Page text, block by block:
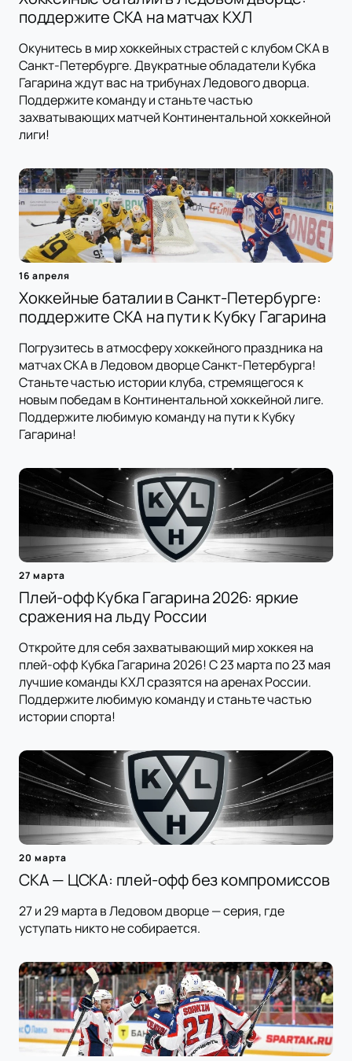
поддержите СКА на матчах КХЛ
Окунитесь в мир хоккейных страстей с клубом СКА в
Санкт-Петербурге. Двукратные обладатели Кубка
Гагарина ждут вас на трибунах Ледового дворца.
Поддержите команду и станьте частью
захватывающих матчей Континентальной хоккейной
лиги!
16 апреля
Хоккейные баталии в Санкт-Петербурге:
поддержите СКА на пути к Кубку Гагарина
Погрузитесь в атмосферу хоккейного праздника на
матчах СКА в Ледовом дворце Санкт-Петербурга!
Станьте частью истории клуба, стремящегося к
новым победам в Континентальной хоккейной лиге.
Поддержите любимую команду на пути к Кубку
Гагарина!
27 марта
Плей-офф Кубка Гагарина 2026: яркие
сражения на льду России
Откройте для себя захватывающий мир хоккея на
плей-офф Кубка Гагарина 2026! С 23 марта по 23 мая
лучшие команды КХЛ сразятся на аренах России.
Поддержите любимую команду и станьте частью
истории спорта!
20 марта
СКА — ЦСКА: плей-офф без компромиссов
27 и 29 марта в Ледовом дворце — серия, где
уступать никто не собирается.